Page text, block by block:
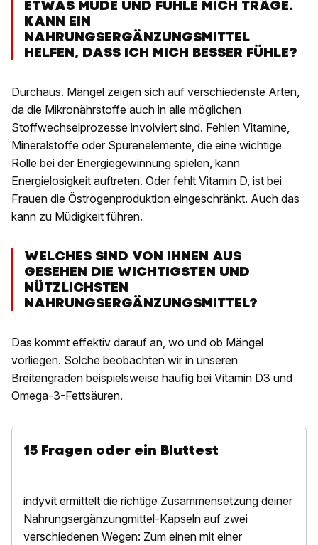
ETWAS MÜDE UND FÜHLE MICH TRÄGE.
KANN EIN
NAHRUNGSERGÄNZUNGSMITTEL
HELFEN, DASS ICH MICH BESSER FÜHLE?
Durchaus. Mängel zeigen sich auf verschiedenste Arten,
da die Mikronährstoffe auch in alle möglichen
Stoffwechselprozesse involviert sind. Fehlen Vitamine,
Mineralstoffe oder Spurenelemente, die eine wichtige
Rolle bei der Energiegewinnung spielen, kann
Energielosigkeit auftreten. Oder fehlt Vitamin D, ist bei
Frauen die Östrogenproduktion eingeschränkt. Auch das
kann zu Müdigkeit führen.
WELCHES SIND VON IHNEN AUS
GESEHEN DIE WICHTIGSTEN UND
NÜTZLICHSTEN
NAHRUNGSERGÄNZUNGSMITTEL?
Das kommt effektiv darauf an, wo und ob Mängel
vorliegen. Solche beobachten wir in unseren
Breitengraden beispielsweise häufig bei Vitamin D3 und
Omega-3-Fettsäuren.
15 Fragen oder ein Bluttest
indyvit ermittelt die richtige Zusammensetzung deiner
Nahrungsergänzungmittel-Kapseln auf zwei
verschiedenen Wegen: Zum einen mit einer